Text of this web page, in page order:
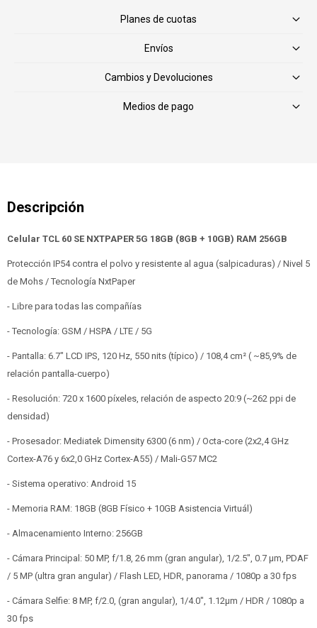
Planes de cuotas
Envíos
Cambios y Devoluciones
Medios de pago
Celular TCL 60 SE NXTPAPER 5G 18GB (8GB + 10GB) RAM 256GB
Protección IP54 contra el polvo y resistente al agua (salpicaduras) / Nivel 5
de Mohs / Tecnología NxtPaper
- Libre para todas las compañías
- Tecnología: GSM / HSPA / LTE / 5G
- Pantalla: 6.7" LCD IPS, 120 Hz, 550 nits (típico) / 108,4 cm² ( ~85,9% de
relación pantalla-cuerpo)
- Resolución: 720 x 1600 píxeles, relación de aspecto 20:9 (~262 ppi de
densidad)
- Prosesador: Mediatek Dimensity 6300 (6 nm) / Octa-core (2x2,4 GHz
Cortex-A76 y 6x2,0 GHz Cortex-A55) / Mali-G57 MC2
- Sistema operativo: Android 15
- Memoria RAM: 18GB (8GB Físico + 10GB Asistencia Virtuál)
- Almacenamiento Interno: 256GB
- Cámara Principal: 50 MP, f/1.8, 26 mm (gran angular), 1/2.5", 0.7 µm, PDAF
/ 5 MP (ultra gran angular) / Flash LED, HDR, panorama / 1080p a 30 fps
- Cámara Selfie: 8 MP, f/2.0, (gran angular), 1/4.0", 1.12µm / HDR / 1080p a
30 fps